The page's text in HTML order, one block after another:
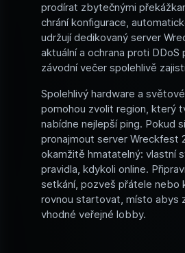
prodírat zbytečnými
chrání konfigurace,
udržují dedikovaný server
aktuální a ochrana proti DDoS
závodní večer spolehlivě
Spolehlivý hardware a
pomohou zvolit region, který
nabídne nejlepší ping. Pokud
pronajmout server Wreckfest
okamžitě hmatatelný: vlastní
pravidla, kdykoli online.
setkání, pozveš přátele nebo
rovnou startovat, místo abys
vhodné veřejné lobby.